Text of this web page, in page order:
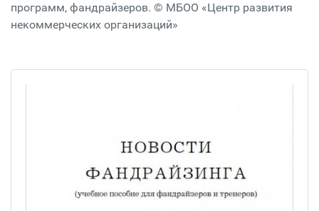
программ, фандрайзеров. © МБОО «Центр развития
некоммерческих организаций»